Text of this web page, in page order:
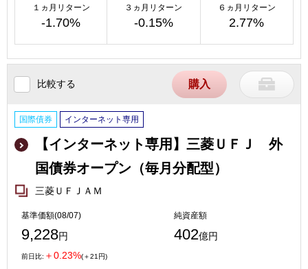
１ヵ月リターン
-1.70%
３ヵ月リターン
-0.15%
６ヵ月リターン
2.77%
比較する 購入
国際債券 インターネット専用
【インターネット専用】三菱ＵＦＪ 外
国債券オープン（毎月分配型）
三菱ＵＦＪＡＭ
基準価額(08/07)
9,228円
純資産額
402億円
前日比: ＋0.23%(＋21円)